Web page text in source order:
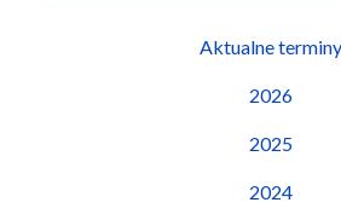
Aktualne terminy
2026
2025
2024